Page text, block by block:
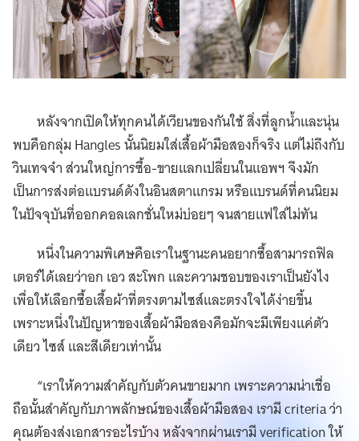
หลังจากเปิดให้ทุกคนได้เวียนของกันใช้ สิ่งที่ลูกน้ำและนุ่น
พบคือกลุ่ม Hangles นั้นนิยมใส่เสื้อผ้ามือสองก็จริง แต่ไม่ถึงกับ
วินเทจจ๋า ส่วนใหญ่การซื้อ-ขายแลกเปลี่ยนในแอพฯ จึงมัก
เป็นการส่งต่อแบรนด์ดังในอินสตาแกรม หรือแบรนด์ที่คนนิยม
ในปัจจุบันที่ออกคอลเลกชั่นใหม่บ่อยๆ จนสายแฟใส่ไม่ทัน
หนึ่งในความพิเศษคือเราในฐานะคนอยากซื้อสามารถฟิล
เตอร์ได้เลยว่าอก เอว สะโพก และความชอบของเราเป็นยังไง
เพื่อให้เลือกซื้อเสื้อผ้าที่ตรงตามไซส์และตรงใจได้ง่ายขึ้น
เพราะหนึ่งในปัญหาของเสื้อผ้ามือสองคือมักจะมีเพียงแค่ตัว
เดียว ไซส์ และสีเดียวเท่านั้น
“เราให้ความสำคัญกับตัวคนขายมาก เพราะความน่าเชื่อ
ถือนั้นสำคัญกับภาพลักษณ์ของเสื้อผ้ามือสอง เรามี criteria ว่า
คุณต้องส่งเอกสารอะไรบ้าง หลังจากผ่านเรามี verification ให้